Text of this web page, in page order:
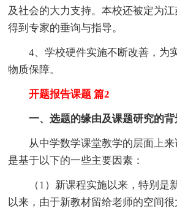
及社会的大力支持。本校还被定为
得到专家的垂询与指导。
4、学校硬件实施不断改善，为
物质保障。
开题报告课题 篇2
一、选题的缘由及课题研究的背
从中学数学课堂教学的层面上
是基于以下的一些主要因素：
（1）新课程实施以来，特别是
以来，由于新教材留给老师的空间